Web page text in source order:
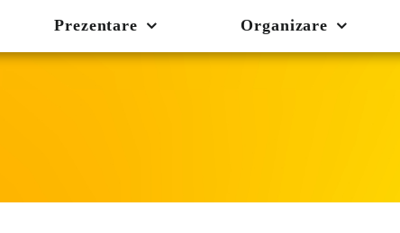
Prezentare Organizare